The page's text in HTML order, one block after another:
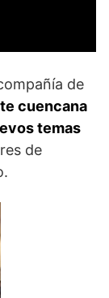
de
cuencana
temas
de